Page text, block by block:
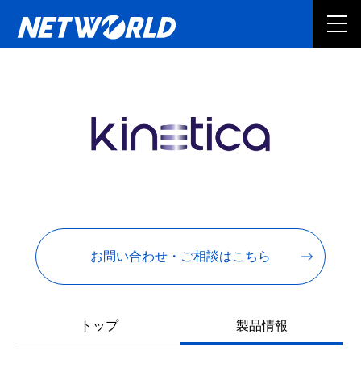
お問い合わせ・ご相談はこちら
トップ 製品情報